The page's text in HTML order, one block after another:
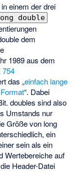
einem der drei
double
dem
1989 aus dem
754
das „einfach lange
“. Dabei
doubles sind also
Umstands nur
Größe von long
ein
sein als ein
Wertebereiche auf
Header-Datei